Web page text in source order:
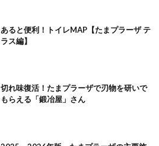
あると便利！トイレMAP【たまプラーザ テ
ラス編】
切れ味復活！たまプラーザで刃物を研いで
もらえる「鍛冶屋」さん